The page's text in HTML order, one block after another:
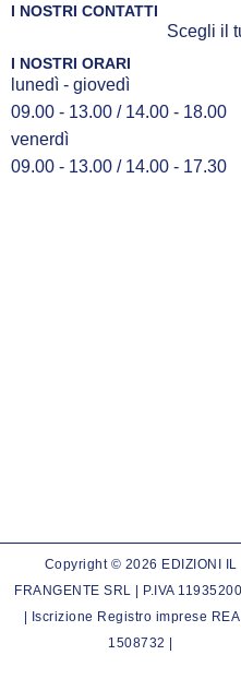
I NOSTRI CONTATTI
Scegli il
I NOSTRI ORARI
lunedì - giovedì
09.00 - 13.00 / 14.00 - 18.00
venerdì
09.00 - 13.00 / 14.00 - 17.30
Copyright © 2026 EDIZIONI IL
FRANGENTE SRL | P.IVA
| Iscrizione Registro imprese REA
1508732 |